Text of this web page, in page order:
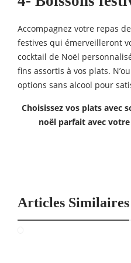
Accompagnez votre repas
festives qui émerveilleront
cocktail de Noël
fins assortis à vos plats.
options sans alcool pour
Choisissez vos plats avec
noël parfait avec
Articles Similaires